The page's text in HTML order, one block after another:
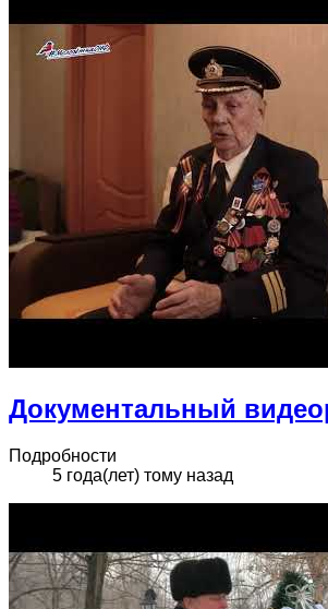
Документальный
Подробности
5 года(лет) тому назад